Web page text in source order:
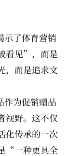
了体育营销
看见”，而是
，而是追求文
作为促销赠品
视野。这不仅
化传承的一次
“一种更具全